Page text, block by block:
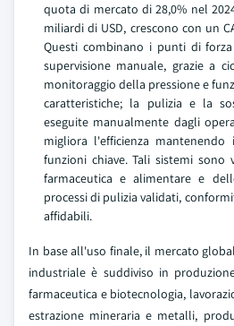
quota di mercato di 28,0% nel
miliardi di USD, crescono con un
Questi combinano i punti di
supervisione manuale, grazie a
monitoraggio della pressione e
caratteristiche; la pulizia e la
eseguite manualmente dagli
migliora l'efficienza
funzioni chiave. Tali sistemi sono
farmaceutica e alimentare e
processi di pulizia validati,
affidabili.
In base all'uso finale, il mercato
industriale è suddiviso in
farmaceutica e biotecnologia,
estrazione mineraria e metalli,